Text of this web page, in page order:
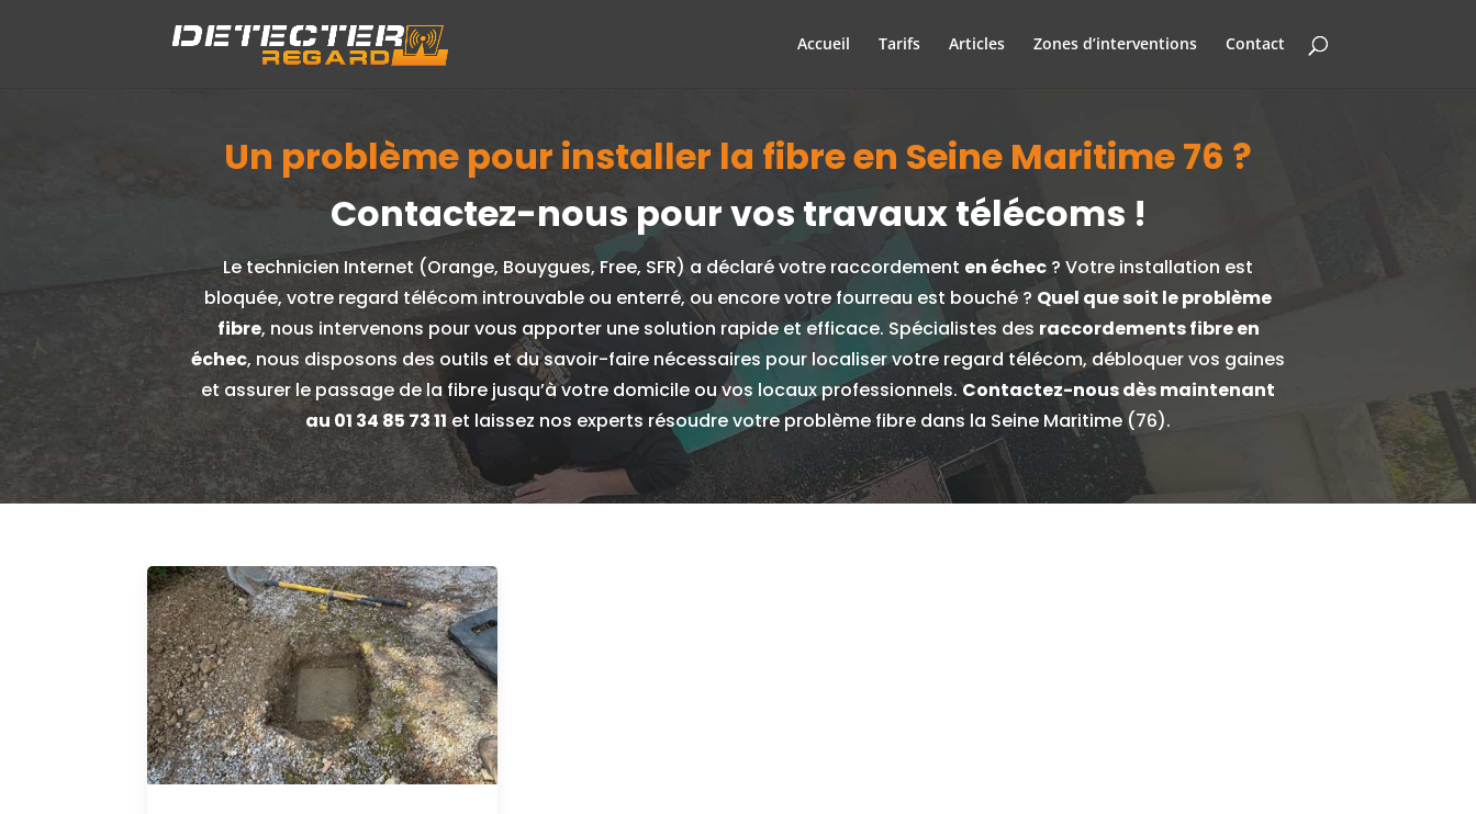
Accueil Tarifs Articles Zones d’interventions Contact
Un problème pour installer la fibre en Seine Maritime 76 ?
Contactez-nous pour vos travaux télécoms !
Le technicien Internet (Orange, Bouygues, Free, SFR) a déclaré votre raccordement en échec ? Votre installation est
bloquée, votre regard télécom introuvable ou enterré, ou encore votre fourreau est bouché ? Quel que soit le problème
fibre, nous intervenons pour vous apporter une solution rapide et efficace. Spécialistes des raccordements fibre en
échec, nous disposons des outils et du savoir-faire nécessaires pour localiser votre regard télécom, débloquer vos gaines
et assurer le passage de la fibre jusqu’à votre domicile ou vos locaux professionnels.Contactez-nous dès maintenant
au 01 34 85 73 11 et laissez nos experts résoudre votre problème fibre dans la Seine Maritime (76).